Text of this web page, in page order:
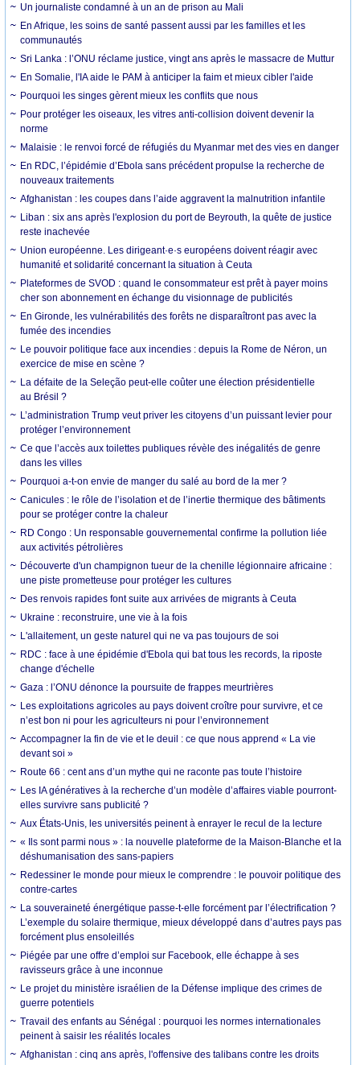
Un journaliste condamné à un an de prison au Mali
En Afrique, les soins de santé passent aussi par les familles et les
communautés
Sri Lanka : l’ONU réclame justice, vingt ans après le massacre de Muttur
En Somalie, l'IA aide le PAM à anticiper la faim et mieux cibler l'aide
Pourquoi les singes gèrent mieux les conflits que nous
Pour protéger les oiseaux, les vitres anti-collision doivent devenir la
norme
Malaisie : le renvoi forcé de réfugiés du Myanmar met des vies en danger
En RDC, l’épidémie d’Ebola sans précédent propulse la recherche de
nouveaux traitements
Afghanistan : les coupes dans l’aide aggravent la malnutrition infantile
Liban : six ans après l'explosion du port de Beyrouth, la quête de justice
reste inachevée
Union européenne. Les dirigeant·e·s européens doivent réagir avec
humanité et solidarité concernant la situation à Ceuta
Plateformes de SVOD : quand le consommateur est prêt à payer moins
cher son abonnement en échange du visionnage de publicités
En Gironde, les vulnérabilités des forêts ne disparaîtront pas avec la
fumée des incendies
Le pouvoir politique face aux incendies : depuis la Rome de Néron, un
exercice de mise en scène ?
La défaite de la Seleção peut-elle coûter une élection présidentielle
au Brésil ?
L’administration Trump veut priver les citoyens d’un puissant levier pour
protéger l’environnement
Ce que l’accès aux toilettes publiques révèle des inégalités de genre
dans les villes
Pourquoi a-t-on envie de manger du salé au bord de la mer ?
Canicules : le rôle de l’isolation et de l’inertie thermique des bâtiments
pour se protéger contre la chaleur
RD Congo : Un responsable gouvernemental confirme la pollution liée
aux activités pétrolières
Découverte d'un champignon tueur de la chenille légionnaire africaine :
une piste prometteuse pour protéger les cultures
Des renvois rapides font suite aux arrivées de migrants à Ceuta
Ukraine : reconstruire, une vie à la fois
L'allaitement, un geste naturel qui ne va pas toujours de soi
RDC : face à une épidémie d'Ebola qui bat tous les records, la riposte
change d'échelle
Gaza : l’ONU dénonce la poursuite de frappes meurtrières
Les exploitations agricoles au pays doivent croître pour survivre, et ce
n’est bon ni pour les agriculteurs ni pour l’environnement
Accompagner la fin de vie et le deuil : ce que nous apprend « La vie
devant soi »
Route 66 : cent ans d’un mythe qui ne raconte pas toute l’histoire
Les IA génératives à la recherche d’un modèle d’affaires viable pourront-
elles survivre sans publicité ?
Aux États-Unis, les universités peinent à enrayer le recul de la lecture
« Ils sont parmi nous » : la nouvelle plateforme de la Maison-Blanche et la
déshumanisation des sans-papiers
Redessiner le monde pour mieux le comprendre : le pouvoir politique des
contre-cartes
La souveraineté énergétique passe-t-elle forcément par l’électrification ?
L’exemple du solaire thermique, mieux développé dans d’autres pays pas
forcément plus ensoleillés
Piégée par une offre d’emploi sur Facebook, elle échappe à ses
ravisseurs grâce à une inconnue
Le projet du ministère israélien de la Défense implique des crimes de
guerre potentiels
Travail des enfants au Sénégal : pourquoi les normes internationales
peinent à saisir les réalités locales
Afghanistan : cinq ans après, l'offensive des talibans contre les droits